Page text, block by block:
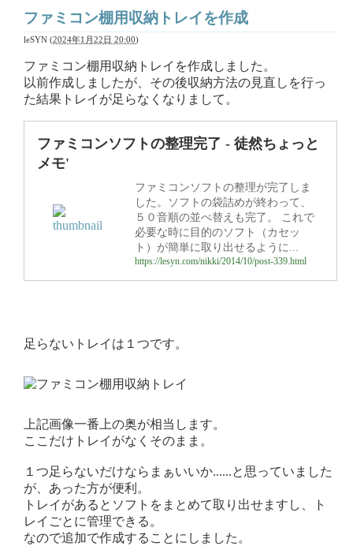
ファミコン棚用収納トレイを作成
leSYN (2024年1月22日 20:00)
ファミコン棚用収納トレイを作成しました。
以前作成しましたが、その後収納方法の見直しを行っ
た結果トレイが足らなくなりまして。
ファミコンソフトの整理完了 - 徒然ちょっと
メモ'
ファミコンソフトの整理が完了しま
した。ソフトの袋詰めが終わって、
５０音順の並べ替えも完了。 これで
必要な時に目的のソフト（カセッ
ト）が簡単に取り出せるように...
https://lesyn.com/nikki/2014/10/post-339.html
足らないトレイは１つです。
上記画像一番上の奥が相当します。
ここだけトレイがなくそのまま。
１つ足らないだけならまぁいいか......と思っていました
が、あった方が便利。
トレイがあるとソフトをまとめて取り出せますし、ト
レイごとに管理できる。
なので追加で作成することにしました。